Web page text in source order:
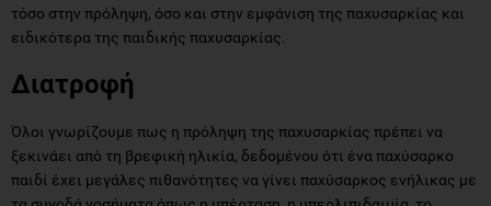
τόσο στην πρόληψη, όσο και στην εμφάνιση της παχυσαρκίας και
ειδικότερα της παιδικής παχυσαρκίας.
Διατροφή
Όλοι γνωρίζουμε πως η πρόληψη της παχυσαρκίας πρέπει να
ξεκινάει από τη βρεφική ηλικία, δεδομένου ότι ένα παχύσαρκο
παιδί έχει μεγάλες πιθανότητες να γίνει παχύσαρκος ενήλικας με